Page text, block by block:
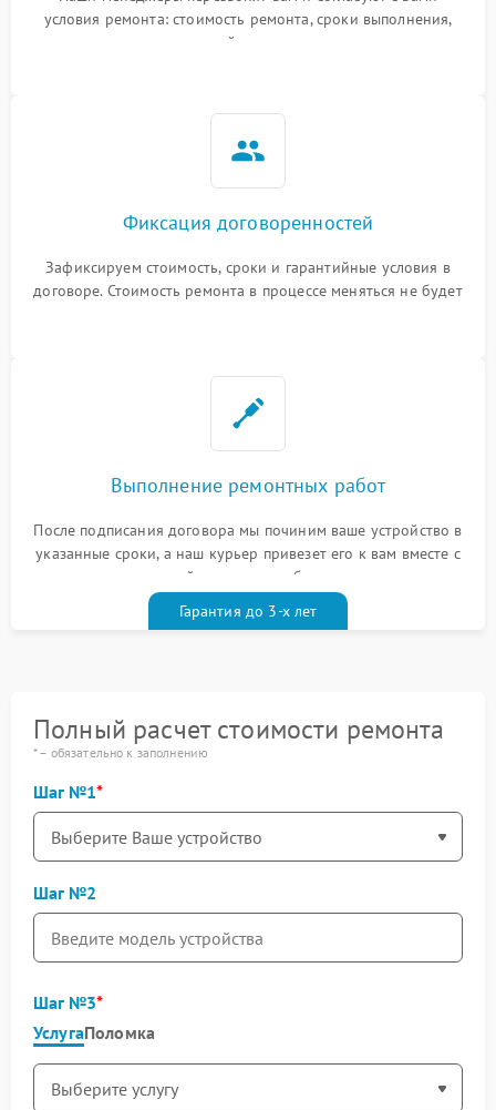
условия ремонта: стоимость ремонта, сроки выполнения,
гарантийные условия
Фиксация договоренностей
Зафиксируем стоимость, сроки и гарантийные условия в
договоре. Стоимость ремонта в процессе меняться не будет
Выполнение ремонтных работ
После подписания договора мы починим ваше устройство в
указанные сроки, а наш курьер привезет его к вам вместе с
гарантийным талоном бесплатно
Гарантия до 3-х лет
Полный расчет стоимости ремонта
* – обязательно к заполнению
Шаг №1
Шаг №2
Шаг №3
УслугаПоломка